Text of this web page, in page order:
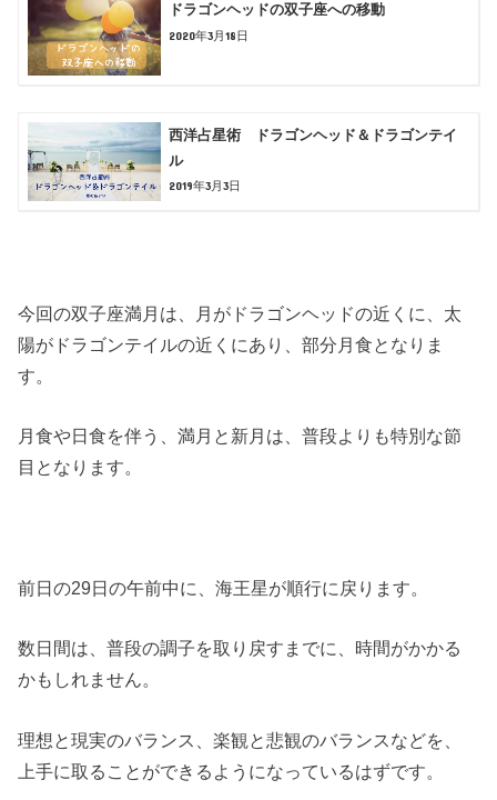
ドラゴンヘッドの双子座への移動
2020年3月18日
西洋占星術 ドラゴンヘッド＆ドラゴンテイ
ル
2019年3月3日
今回の双子座満月は、月がドラゴンヘッドの近くに、太
陽がドラゴンテイルの近くにあり、部分月食となりま
す。
月食や日食を伴う、満月と新月は、普段よりも特別な節
目となります。
前日の29日の午前中に、海王星が順行に戻ります。
数日間は、普段の調子を取り戻すまでに、時間がかかる
かもしれません。
理想と現実のバランス、楽観と悲観のバランスなどを、
上手に取ることができるようになっているはずです。